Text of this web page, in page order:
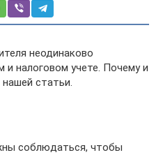
неодинаково
и налоговом учете. Почему и
статьи.
соблюдаться, чтобы